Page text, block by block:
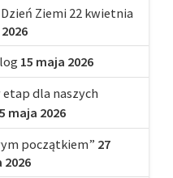
Ziemi 22 kwietnia
15 maja 2026
etap dla naszych
5 maja 2026
początkiem” 27